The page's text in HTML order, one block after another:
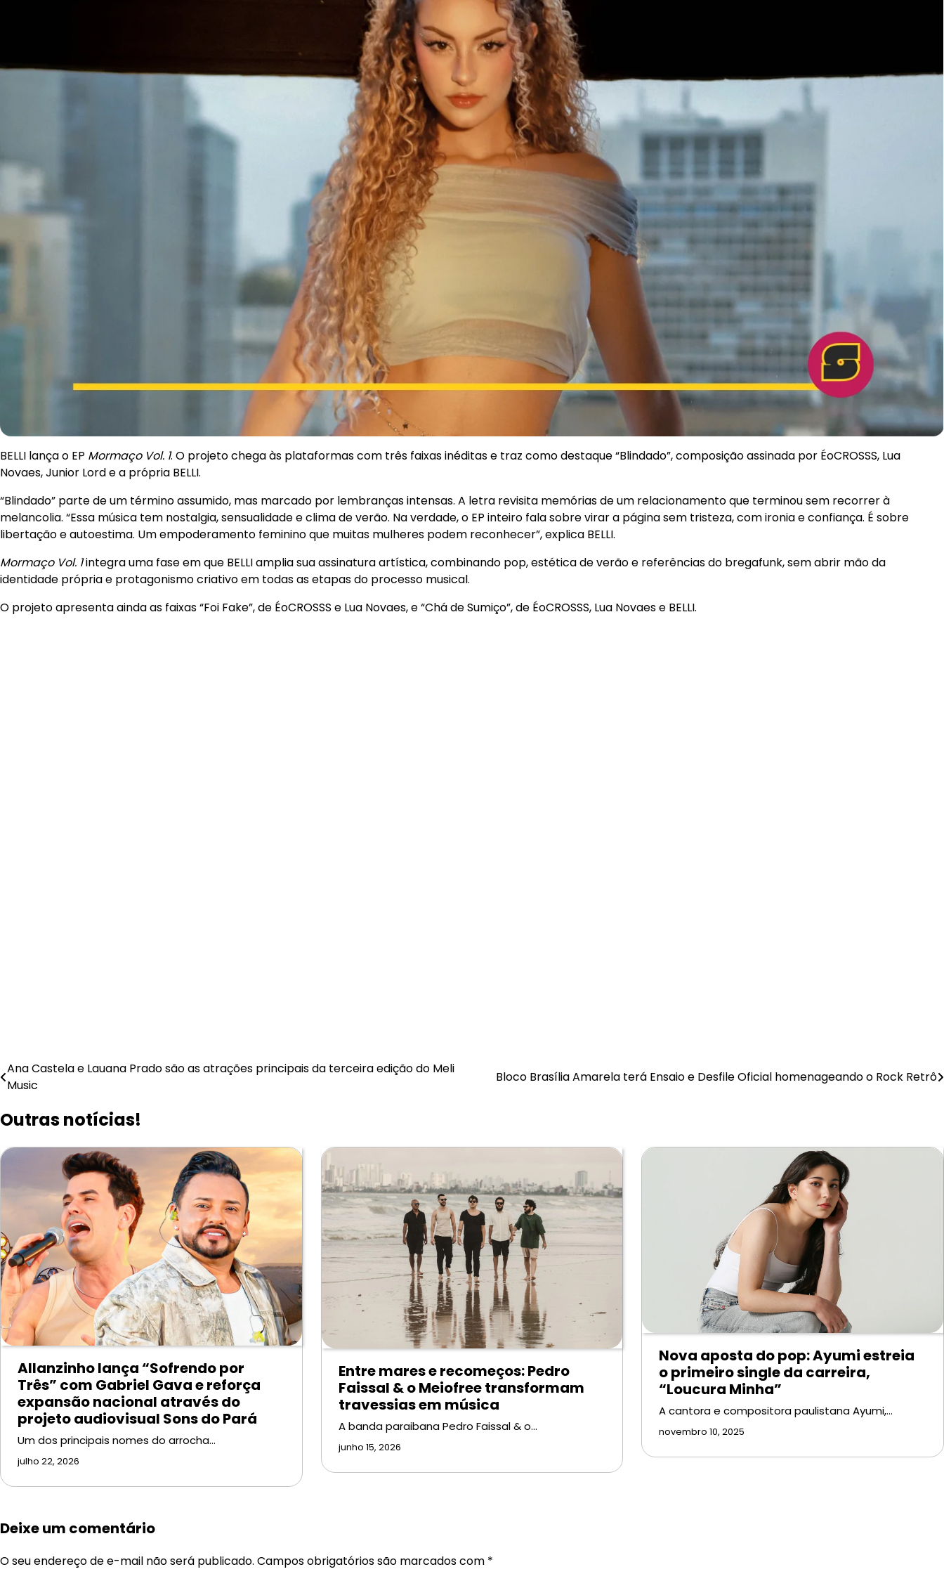
BELLI lança o EP Mormaço Vol. 1. O projeto chega às plataformas com três faixas inéditas e traz como destaque “Blindado”, composição assinada por ÉoCROSSS, Lua
Novaes, Junior Lord e a própria BELLI.
“Blindado” parte de um término assumido, mas marcado por lembranças intensas. A letra revisita memórias de um relacionamento que terminou sem recorrer à
melancolia. “Essa música tem nostalgia, sensualidade e clima de verão. Na verdade, o EP inteiro fala sobre virar a página sem tristeza, com ironia e confiança. É sobre
libertação e autoestima. Um empoderamento feminino que muitas mulheres podem reconhecer”, explica BELLI.
Mormaço Vol. 1integra uma fase em que BELLI amplia sua assinatura artística, combinando pop, estética de verão e referências do bregafunk, sem abrir mão da
identidade própria e protagonismo criativo em todas as etapas do processo musical.
O projeto apresenta ainda as faixas “Foi Fake”, de ÉoCROSSS e Lua Novaes, e “Chá de Sumiço”, de ÉoCROSSS, Lua Novaes e BELLI.
Navegação
de
Post
Ana Castela e Lauana Prado são as atrações principais da terceira edição do Meli
Music
Bloco Brasília Amarela terá Ensaio e Desfile Oficial homenageando o Rock Retrô
Outras notícias!
Allanzinho lança “Sofrendo por
Três” com Gabriel Gava e reforça
expansão nacional através do
projeto audiovisual Sons do Pará
Um dos principais nomes do arrocha…
julho 22, 2026
Entre mares e recomeços: Pedro
Faissal & o Meiofree transformam
travessias em música
A banda paraibana Pedro Faissal & o…
junho 15, 2026
Nova aposta do pop: Ayumi estreia
o primeiro single da carreira,
“Loucura Minha”
A cantora e compositora paulistana Ayumi,…
novembro 10, 2025
Deixe um comentário
O seu endereço de e-mail não será publicado. Campos obrigatórios são marcados com *